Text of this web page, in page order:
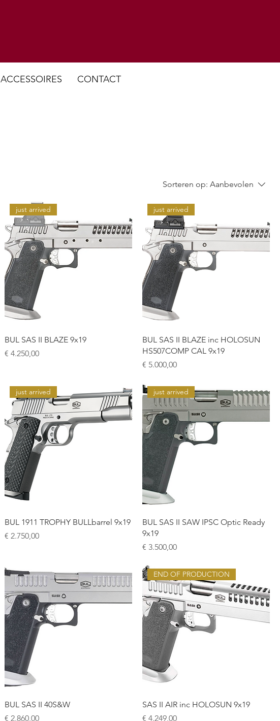
ACCESSOIRES CONTACT
Sorteren op: Aanbevolen
just arrived
BUL SAS II BLAZE 9x19
Prijs
€ 4.250,00
just arrived
BUL SAS II BLAZE inc HOLOSUN
HS507COMP CAL 9x19
Prijs
€ 5.000,00
just arrived
BUL 1911 TROPHY BULLbarrel 9x19
Prijs
€ 2.750,00
just arrived
BUL SAS II SAW IPSC Optic Ready
9x19
Prijs
€ 3.500,00
BUL SAS II 40S&W
Prijs
€ 2.860,00
END OF PRODUCTION
SAS II AIR inc HOLOSUN 9x19
Prijs
€ 4.249,00